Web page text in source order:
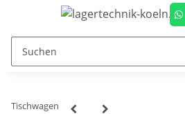
Tischwagen